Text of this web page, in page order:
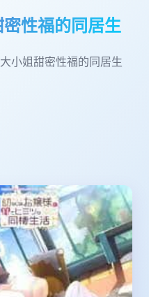
性福的同居生
小姐甜密性福的同居生